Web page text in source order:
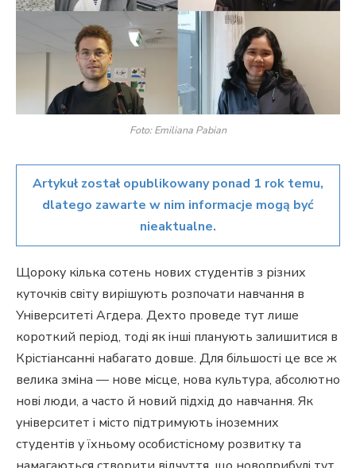
Foto: Emiliana Pabian
Artykuł został opublikowany ponad 1 rok temu,
dlatego zawarte w nim informacje mogą być
nieaktualne.
Щороку кілька сотень нових студентів з різних
куточків світу вирішують розпочати навчання в
Університеті Агдера. Дехто проведе тут лише
короткий період, тоді як інші планують залишитися в
Крістіансанні набагато довше. Для більшості це все ж
велика зміна — нове місце, нова культура, абсолютно
нові люди, а часто й новий підхід до навчання. Як
університет і місто підтримують іноземних
студентів у їхньому особистісному розвитку та